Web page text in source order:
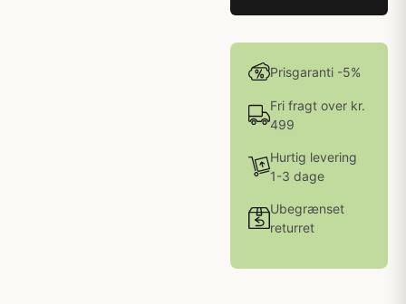
Prisgaranti -5%
Fri fragt over kr.
499
Hurtig levering
1-3 dage
Ubegrænset
returret